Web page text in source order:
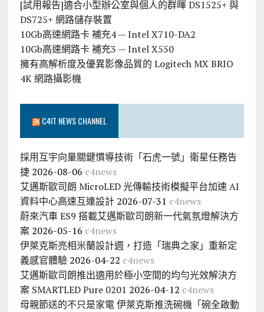
[試用報告]適合小型辦公室與個人的群暉 DS1525+ 與
DS725+ 網路儲存裝置
10Gb高速網路卡 補充4 — Intel X710-DA2
10Gb高速網路卡 補充3 — Intel X550
擁有高解析度及優異影像品質的 Logitech MX BRIO
4K 網路攝影機
C4IT NEWS CHANNEL
採用互宇向量關鍵慣導技術「石虎一號」衛星任務告
捷 2026-08-06 c4news
艾邁斯歐司朗 MicroLED 光傳輸技術模擬平台加速 AI
資料中心高速互連設計 2026-07-31 c4news
蔚來汽車 ES9 搭載艾邁斯歐司朗新一代氣氛燈解決方
案 2026-05-16 c4news
伊萊克斯亮相米蘭設計週，打造「瑞典之家」重新定
義感官體驗 2026-04-22 c4news
艾邁斯歐司朗推出適用於極小空間的均勻光效解決方
案 SMARTLED Pure 0201 2026-04-12 c4news
母親節送的不只是家電 伊萊克斯推洗碗機「碗全啟動